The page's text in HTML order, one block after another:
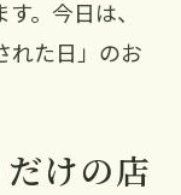
。今日は、
れた日」のお
けの店